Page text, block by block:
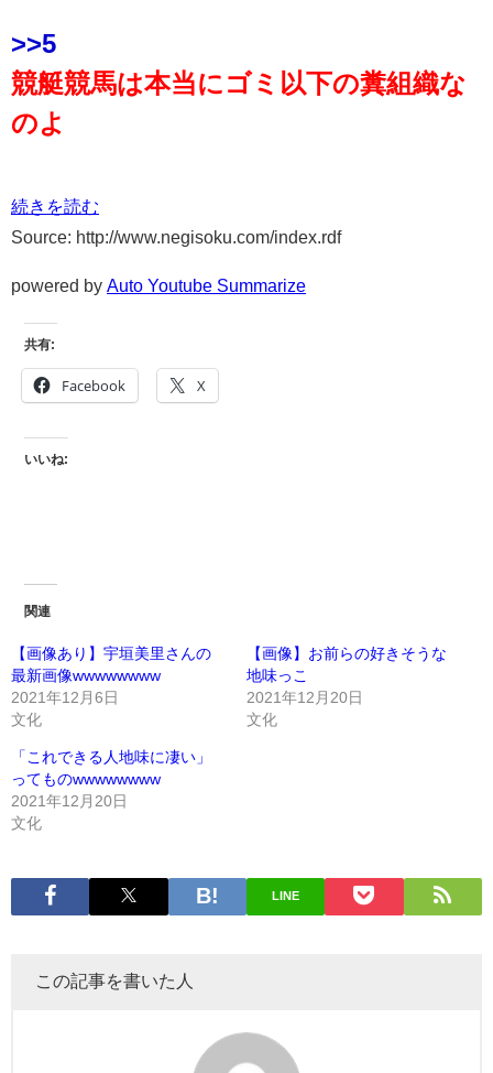
>>5
競艇競馬は本当にゴミ以下の糞組織な
のよ
続きを読む
Source: http://www.negisoku.com/index.rdf
powered by Auto Youtube Summarize
共有:
Facebook X
いいね:
関連
【画像あり】宇垣美里さんの
最新画像wwwwwwww
2021年12月6日
文化
【画像】お前らの好きそうな
地味っこ
2021年12月20日
文化
「これできる人地味に凄い」
ってものwwwwwwww
2021年12月20日
文化
LINE
この記事を書いた人